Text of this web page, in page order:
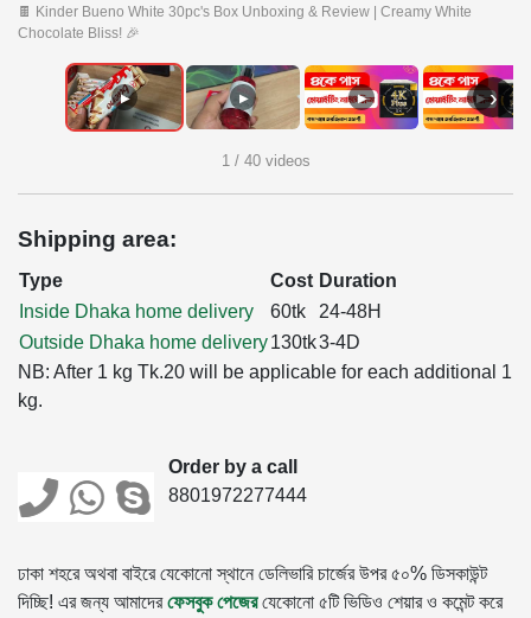
🍫 Kinder Bueno White 30pc's Box Unboxing & Review | Creamy White
Chocolate Bliss! 🎉
▶ ▶ ▶ ▶ ›
1 / 40 videos
Shipping area:
Type Cost Duration
Inside Dhaka home delivery
60tk
24-48H
Outside Dhaka home delivery130tk3-4D
NB: After 1 kg Tk.20 will be applicable for each additional 1
kg.
Order by a call
8801972277444
ঢাকা শহরে অথবা বাইরে যেকোনো স্থানে ডেলিভারি চার্জের উপর ৫০% ডিসকাউন্ট
দিচ্ছি! এর জন্য আমাদেরফেসবুক পেজেরযেকোনো ৫টি ভিডিও শেয়ার ও কমেন্ট করে